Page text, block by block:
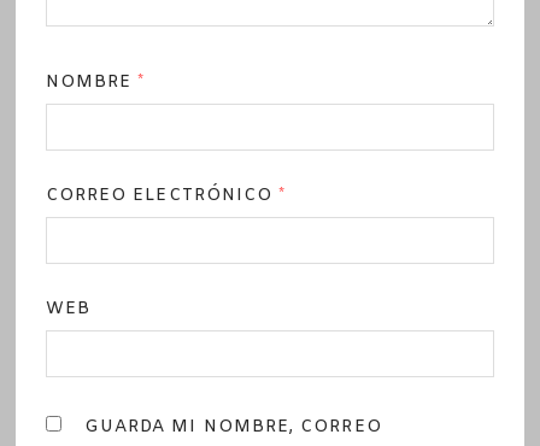
NOMBRE*
CORREO ELECTRÓNICO*
WEB
GUARDA MI NOMBRE, CORREO